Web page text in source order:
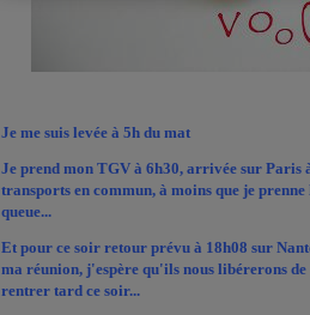
Je me suis levée à 5h du mat
Je prend mon TGV à 6h30, arrivée sur Paris
transports en commun, à moins que je
queue...
Et pour ce soir retour prévu à 18h08 sur
ma réunion, j'espère qu'ils nous libérerons
rentrer tard ce soir...